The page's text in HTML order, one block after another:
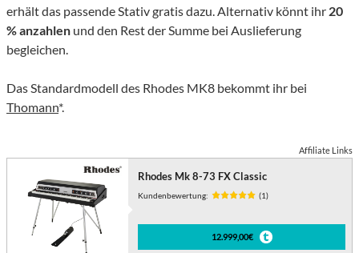
erhält das passende Stativ gratis dazu. Alternativ könnt ihr 20
% anzahlen und den Rest der Summe bei Auslieferung
begleichen.
Das Standardmodell des Rhodes MK8 bekommt ihr bei
Thomann*.
Affiliate Links
Rhodes Mk 8-73 FX Classic
Kundenbewertung: (1)
12.999,00€